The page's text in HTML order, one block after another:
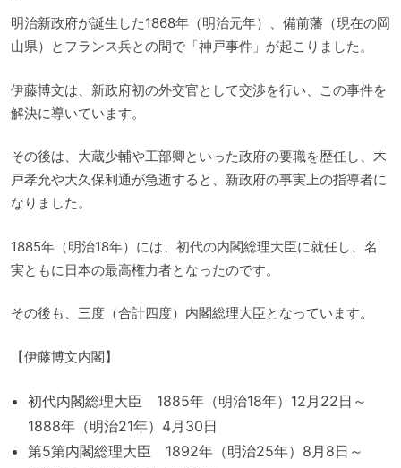
明治新政府が誕生した1868年（明治元年）、備前藩（現在の岡
山県）とフランス兵との間で「神戸事件」が起こりました。
伊藤博文は、新政府初の外交官として交渉を行い、この事件を
解決に導いています。
その後は、大蔵少輔や工部卿といった政府の要職を歴任し、木
戸孝允や大久保利通が急逝すると、新政府の事実上の指導者に
なりました。
1885年（明治18年）には、初代の内閣総理大臣に就任し、名
実ともに日本の最高権力者となったのです。
その後も、三度（合計四度）内閣総理大臣となっています。
【伊藤博文内閣】
初代内閣総理大臣 1885年（明治18年）12月22日～
1888年（明治21年）4月30日
第5第内閣総理大臣 1892年（明治25年）8月8日～